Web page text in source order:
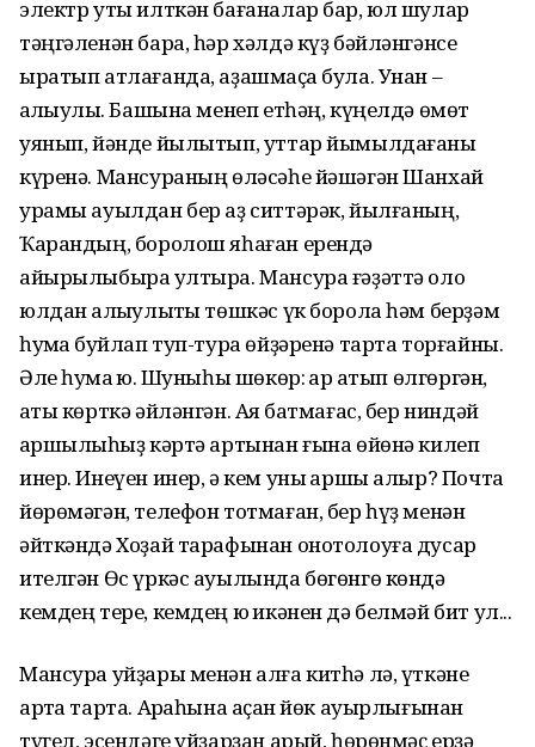
электр уты илткән бағаналар бар, юл шулар
тәңгәленән бара, һәр хәлдә күҙ бәйләнгәнсе
ыратып атлағанда, аҙашмаҫҡа була. Унан –
ҡалҡыулыҡ. Башына менеп етһәң, күңелдә өмөт
уянып, йәнде йылытып, уттар йымылдағаны
күренә. Мансураның өләсәһе йәшәгән Шанхай
урамы ауылдан бер аҙ ситтәрәк, йылғаның,
Ҡарандың, боролош яһаған ерендә
айырылыбыраҡ ултыра. Мансура ғәҙәттә оло
юлдан ҡалҡыулыҡты төшкәс үк борола һәм берҙәм
һуҡмаҡ буйлап туп-тура өйҙәренә тарта торғайны.
Әле һуҡмаҡ юҡ. Шуныһы шөкөр: ҡар ҡатып өлгөргән,
ҡаты көрткә әйләнгән. Аяҡ батмағас, бер ниндәй
ҡаршылыҡһыҙ кәртә артынан ғына өйөнә килеп
инер. Инеүен инер, ә кем уны ҡаршы алыр? Почта
йөрөмәгән, телефон тотмаған, бер һүҙ менән
әйткәндә Хоҙай тарафынан онотолоуға дусар
ителгән Өс үркәс ауылында бөгөнгө көндә
кемдең тере, кемдең юҡ икәнен дә белмәй бит ул...
Мансура уйҙары менән алға китһә лә, үткәне
артҡа тарта. Арҡаһына аҫҡан йөк ауырлығынан
түгел, эсендәге уйҙарҙан арый, һөрөнмәҫ ерҙә